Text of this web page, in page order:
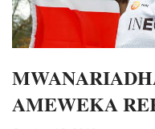
AMEWEKA